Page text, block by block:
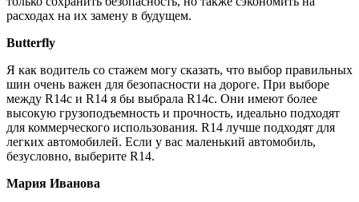
расходах на их замену в будущем.
Butterfly
Я как водитель со стажем могу сказать, что выбор правильных
шин очень важен для безопасности на дороге. При выборе
между R14c и R14 я бы выбрала R14c. Они имеют более
высокую грузоподъемность и прочность, идеально подходят
для коммерческого использования. R14 лучше подходят для
легких автомобилей. Если у вас маленький автомобиль,
безусловно, выберите R14.
Мария Иванова